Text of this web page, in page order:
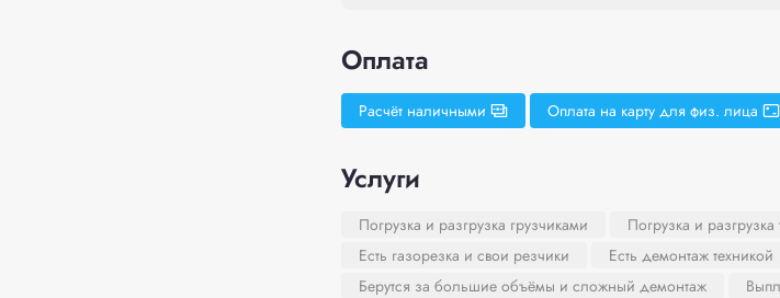
Оплата
Расчёт наличными Оплата на карту для физ. лица
Услуги
Погрузка и разгрузка грузчиками Погрузка и разгрузка
Есть газорезка и свои резчики
Есть демонтаж техникой
Берутся за большие объёмы и сложный демонтаж